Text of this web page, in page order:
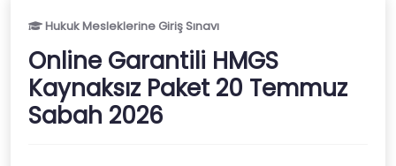
Hukuk Mesleklerine Giriş Sınavı
Online Garantili HMGS
Kaynaksız Paket 20 Temmuz
Sabah 2026